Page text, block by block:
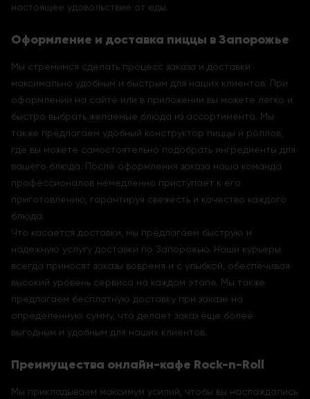
настоящее удовольствие от еды.
Оформление и доставка пиццы в Запорожье
Мы стремимся сделать процесс заказа и доставки
максимально удобным и быстрым для наших клиентов. При
оформлении на сайте или в приложении вы можете легко и
быстро выбрать желаемые блюда из ассортимента. Мы
также предлагаем удобный конструктор пиццы и роллов,
где вы можете самостоятельно подобрать ингредиенты для
вашего блюда. После оформления заказа наша команда
профессионалов немедленно приступает к его
приготовлению, гарантируя свежесть и качество каждого
блюда.
Что касается доставки, мы предлагаем быструю и
надежную услугу доставки по Запорожью. Наши курьеры
всегда приносят заказы вовремя и с улыбкой, обеспечивая
высокий уровень сервиса на каждом этапе. Мы также
предлагаем бесплатную доставку при заказе на
определенную сумму, что делает заказ еще более
выгодным и удобным для наших клиентов.
Преимущества онлайн-кафе Rock-n-Roll
Мы прикладываем максимум усилий, чтобы вы наслаждались